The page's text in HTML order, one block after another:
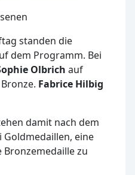
standen die
dem Programm. Bei
Olbrich auf
Fabrice Hilbig
damit nach dem
Goldmedaillen, eine
zu